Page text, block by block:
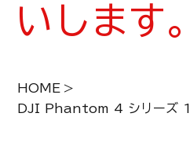
いします。
HOME >